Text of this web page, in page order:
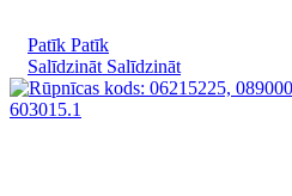
Patīk Patīk
Salīdzināt Salīdzināt